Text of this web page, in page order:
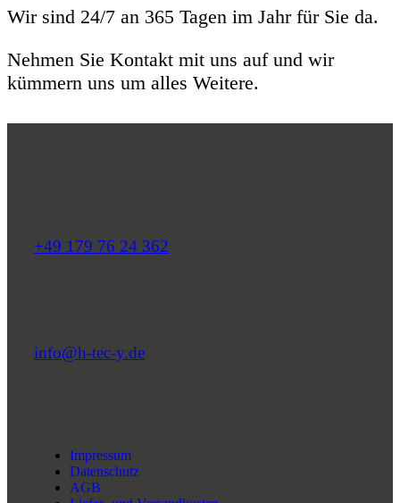
Wir sind 24/7 an 365 Tagen im Jahr für Sie da.
Nehmen Sie Kontakt mit uns auf und wir
kümmern uns um alles Weitere.
+49 179 76 24 362
info@h-tec-y.de
Impressum
Datenschutz
AGB